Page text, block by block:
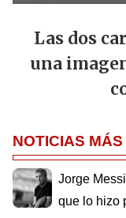
Las dos
una
NOTICIAS
Jorge
que lo hizo